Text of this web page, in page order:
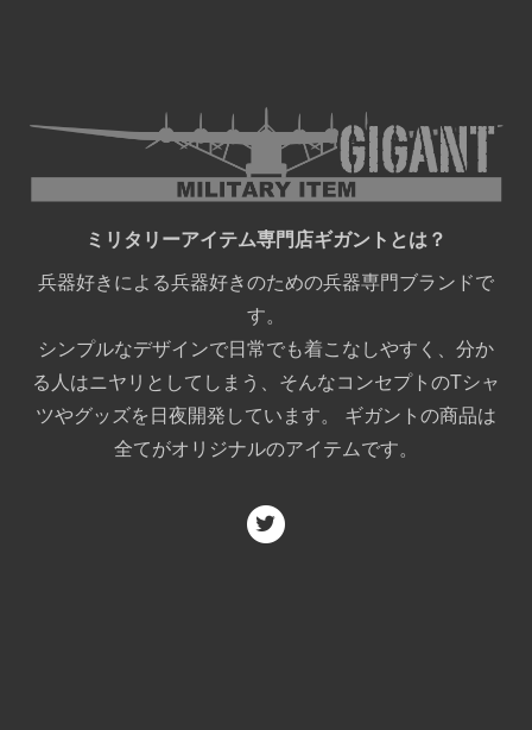
ミリタリーアイテム専門店ギガントとは？
兵器好きによる兵器好きのための兵器専門ブランドで
す。
シンプルなデザインで日常でも着こなしやすく、分か
る人はニヤリとしてしまう、そんなコンセプトのTシャ
ツやグッズを日夜開発しています。 ギガントの商品は
全てがオリジナルのアイテムです。